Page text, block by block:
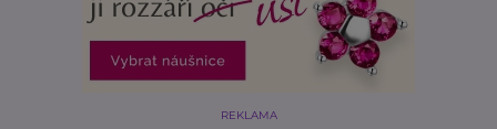
REKLAMA